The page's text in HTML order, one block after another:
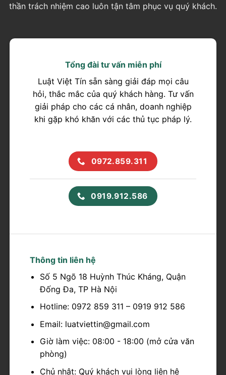
thần trách nhiệm cao luôn tận tâm phục vụ quý khách.
Tổng đài tư vấn miễn phí
Luật Việt Tín sẵn sàng giải đáp mọi câu
hỏi, thắc mắc của quý khách hàng. Tư vấn
giải pháp cho các cá nhân, doanh nghiệp
khi gặp khó khăn với các thủ tục pháp lý.
0972.859.311
0919.912.586
Thông tin liên hệ
Số 5 Ngõ 18 Huỳnh Thúc Kháng, Quận
Đống Đa, TP Hà Nội
Hotline: 0972 859 311 – 0919 912 586
Email: luatviettin@gmail.com
Giờ làm việc: 08:00 - 18:00 (mở cửa văn
phòng)
Chủ nhật: Quý khách vui lòng liên hệ